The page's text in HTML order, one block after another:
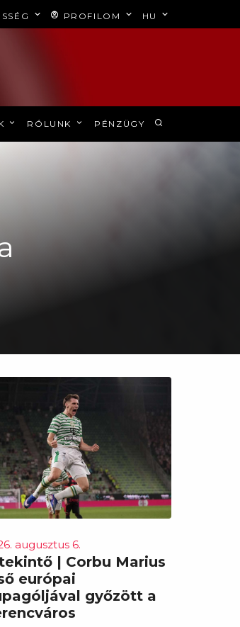
PROFILOM HU
RÓLUNK PÉNZÜGY
augusztus 6.
| Corbu Marius
európai
győzött a